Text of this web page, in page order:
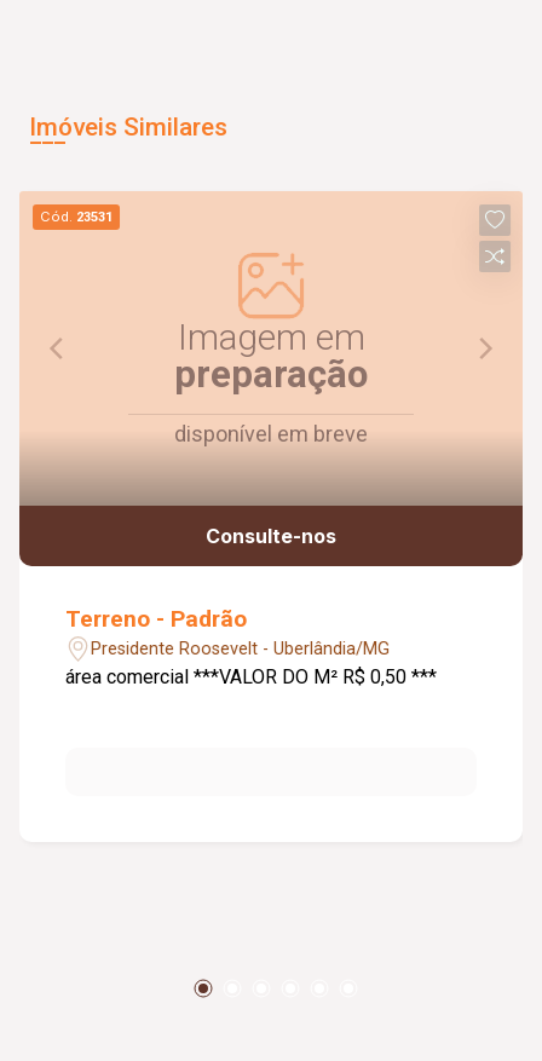
Imóveis Similares
Cód. 23531
Imagem em
preparação
disponível em breve
Consulte-nos
Terreno - Padrão
Presidente Roosevelt - Uberlândia/MG
área comercial ***VALOR DO M² R$ 0,50 ***